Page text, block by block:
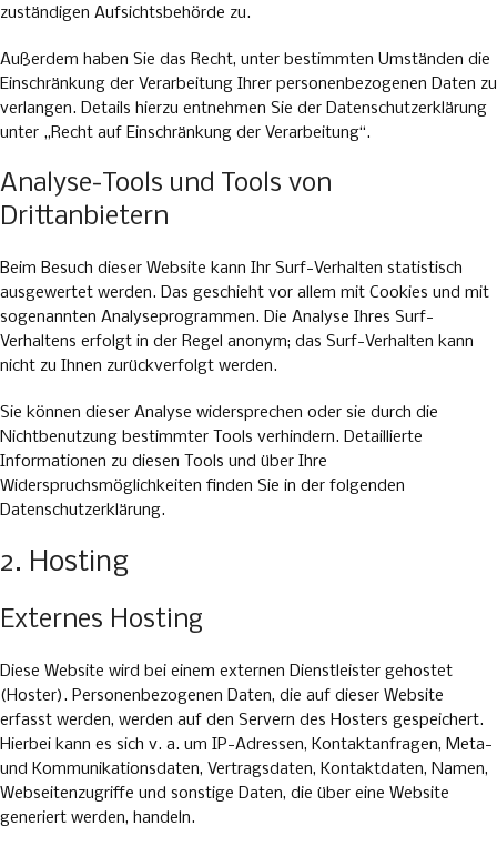
zuständigen Aufsichtsbehörde zu.
Außerdem haben Sie das Recht, unter bestimmten Umständen die
Einschränkung der Verarbeitung Ihrer personenbezogenen Daten zu
verlangen. Details hierzu entnehmen Sie der Datenschutzerklärung
unter „Recht auf Einschränkung der Verarbeitung“.
Analyse-Tools und Tools von
Drittanbietern
Beim Besuch dieser Website kann Ihr Surf-Verhalten statistisch
ausgewertet werden. Das geschieht vor allem mit Cookies und mit
sogenannten Analyseprogrammen. Die Analyse Ihres Surf-
Verhaltens erfolgt in der Regel anonym; das Surf-Verhalten kann
nicht zu Ihnen zurückverfolgt werden.
Sie können dieser Analyse widersprechen oder sie durch die
Nichtbenutzung bestimmter Tools verhindern. Detaillierte
Informationen zu diesen Tools und über Ihre
Widerspruchsmöglichkeiten finden Sie in der folgenden
Datenschutzerklärung.
2. Hosting
Externes Hosting
Diese Website wird bei einem externen Dienstleister gehostet
(Hoster). Personenbezogenen Daten, die auf dieser Website
erfasst werden, werden auf den Servern des Hosters gespeichert.
Hierbei kann es sich v. a. um IP-Adressen, Kontaktanfragen, Meta-
und Kommunikationsdaten, Vertragsdaten, Kontaktdaten, Namen,
Webseitenzugriffe und sonstige Daten, die über eine Website
generiert werden, handeln.